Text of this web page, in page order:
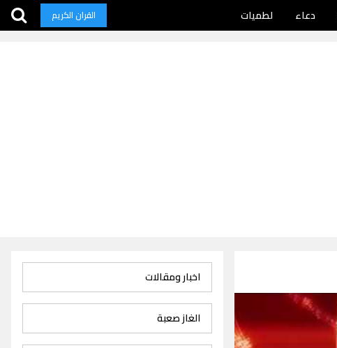
دعاء لطميات القران الكريم
اخبار ومقالات
الغاز صعبة